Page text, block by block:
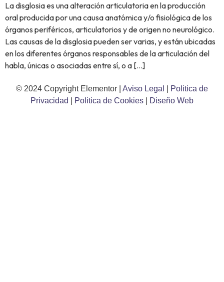
La disglosia es una alteración articulatoria en la producción
oral producida por una causa anatómica y/o fisiológica de los
órganos periféricos, articulatorios y de origen no neurológico.
Las causas de la disglosia pueden ser varias, y están ubicadas
en los diferentes órganos responsables de la articulación del
habla, únicas o asociadas entre sí, o a […]
© 2024 Copyright Elementor | Aviso Legal
Politica de
Privacidad
Politica de Cookies Diseño Web